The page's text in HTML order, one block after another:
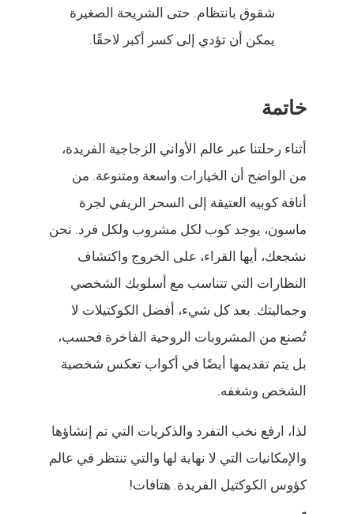
شقوق بانتظام. حتى الشريحة الصغيرة
يمكن أن تؤدي إلى كسر أكبر لاحقًا.
خاتمة
أثناء رحلتنا عبر عالم الأواني الزجاجية الفريدة،
من الواضح أن الخيارات واسعة ومتنوعة. من
أناقة كوبيه العتيقة إلى السحر الريفي لجرة
ماسون، يوجد كوب لكل مشروب ولكل فرد. نحن
نشجعك، أيها القراء، على الخروج واكتشاف
النظارات التي تتناسب مع أسلوبك الشخصي
وجماليتك. بعد كل شيء، أفضل الكوكتيلات لا
تُصنع من المشروبات الروحية الفاخرة فحسب،
بل يتم تقديمها أيضًا في أكواب تعكس شخصية
الشخص وشغفه.
لذا، ارفع نخب التفرد والذكريات التي تم إنشاؤها
والإمكانيات التي لا نهاية لها والتي تنتظر في عالم
كؤوس الكوكتيل الفريدة. هتافات!